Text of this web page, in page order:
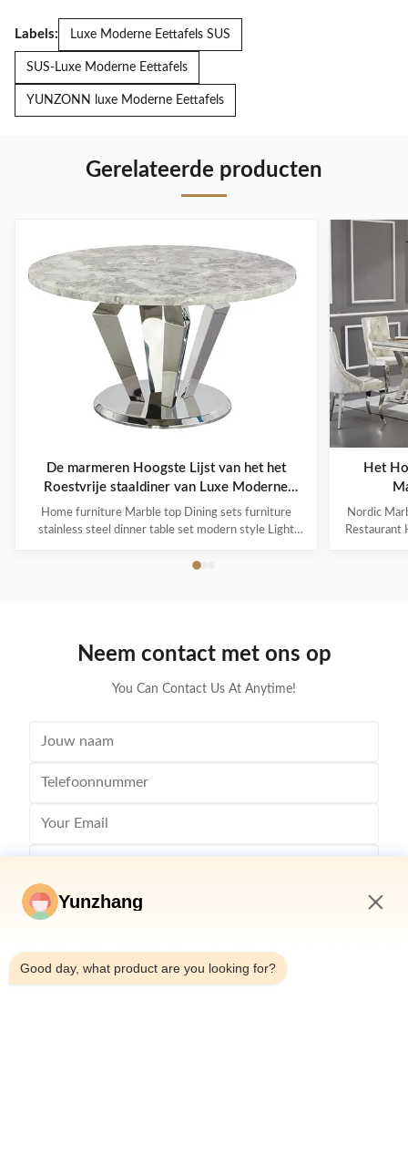
Labels: Luxe Moderne Eettafels SUS
SUS-Luxe Moderne Eettafels
YUNZONN luxe Moderne Eettafels
Gerelateerde producten
De marmeren Hoogste Lijst van het het
Roestvrije staaldiner van Luxe Moderne
Eettafels
Home furniture Marble top Dining sets furniture
stainless steel dinner table set modern style Light
emphasizes the luxury experience in simpleness. It
Het
Nordic
Restaurant
Neem contact met ons op
You Can Contact Us At Anytime!
Yunzhang
Good day, what product are you looking for?